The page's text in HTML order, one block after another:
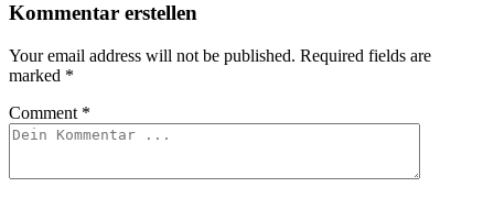
Kommentar erstellen
Your email address will not be published. Required fields are
marked *
Comment *